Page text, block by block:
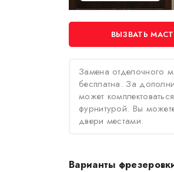
ВЫЗВАТЬ
Замена отделочного
бесплатна. За
может
фурнитурой. Вы
двери местами.
Варианты